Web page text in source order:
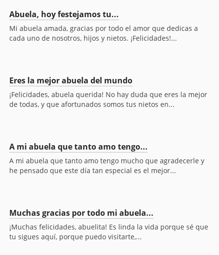
Abuela, hoy festejamos tu...
Mi abuela amada, gracias por todo el amor que dedicas a
cada uno de nosotros, hijos y nietos. ¡Felicidades!...
Eres la mejor abuela del mundo
¡Felicidades, abuela querida! No hay duda que eres la mejor
de todas, y que afortunados somos tus nietos en...
A mi abuela que tanto amo tengo...
A mi abuela que tanto amo tengo mucho que agradecerle y
he pensado que este día tan especial es el mejor...
Muchas gracias por todo mi abuela...
¡Muchas felicidades, abuelita! Es linda la vida porque sé que
tu sigues aquí, porque puedo visitarte,...